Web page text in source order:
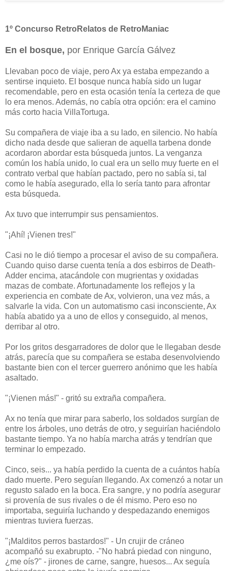
1º Concurso RetroRelatos de RetroManiac
En el bosque, por Enrique García Gálvez
Llevaban poco de viaje, pero Ax ya estaba empezando a
sentirse inquieto. El bosque nunca había sido un lugar
recomendable, pero en esta ocasión tenía la certeza de que
lo era menos. Además, no cabía otra opción: era el camino
más corto hacia VillaTortuga.
Su compañera de viaje iba a su lado, en silencio. No había
dicho nada desde que salieran de aquella tarbena donde
acordaron abordar esta búsqueda juntos. La venganza
común los había unido, lo cual era un sello muy fuerte en el
contrato verbal que habían pactado, pero no sabía si, tal
como le había asegurado, ella lo sería tanto para afrontar
esta búsqueda.
Ax tuvo que interrumpir sus pensamientos.
"¡Ahí! ¡Vienen tres!"
Casi no le dió tiempo a procesar el aviso de su compañera.
Cuando quiso darse cuenta tenía a dos esbirros de Death-
Adder encima, atacándole con mugrientas y oxidadas
mazas de combate. Afortunadamente los reflejos y la
experiencia en combate de Ax, volvieron, una vez más, a
salvarle la vida. Con un automatismo casi inconsciente, Ax
había abatido ya a uno de ellos y conseguido, al menos,
derribar al otro.
Por los gritos desgarradores de dolor que le llegaban desde
atrás, parecía que su compañera se estaba desenvolviendo
bastante bien con el tercer guerrero anónimo que les había
asaltado.
"¡Vienen más!" - gritó su extraña compañera.
Ax no tenía que mirar para saberlo, los soldados surgían de
entre los árboles, uno detrás de otro, y seguirían haciéndolo
bastante tiempo. Ya no había marcha atrás y tendrían que
terminar lo empezado.
Cinco, seis... ya había perdido la cuenta de a cuántos había
dado muerte. Pero seguían llegando. Ax comenzó a notar un
regusto salado en la boca. Era sangre, y no podría asegurar
si provenía de sus rivales o de él mismo. Pero eso no
importaba, seguiría luchando y despedazando enemigos
mientras tuviera fuerzas.
"¡Malditos perros bastardos!" - Un crujir de cráneo
acompañó su exabrupto. -"No habrá piedad con ninguno,
¿me oís?" - jirones de carne, sangre, huesos... Ax seguía